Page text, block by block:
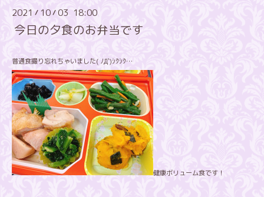
2021 / 10/03 18:00
今日の夕食のお弁当です
普通食撮り忘れちゃいました( ﾉД`)ｼｸｼｸ…
健康ボリューム食です！